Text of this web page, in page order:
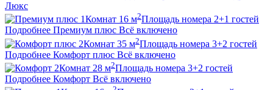
Люкс
1Комнат 16 м2Площадь номера 2+1 гостей
Подробнее Премиум плюс Всё включено
2Комнат 35 м2Площадь номера 3+2 гостей
Подробнее Комфорт плюс Всё включено
2Комнат 28 м2Площадь номера 3+2 гостей
Подробнее Комфорт Всё включено